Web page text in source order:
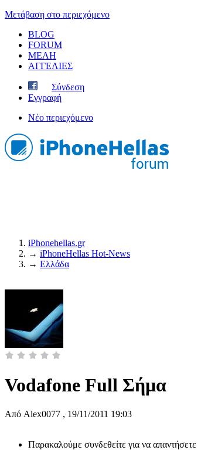
Μετάβαση στο περιεχόμενο
BLOG
FORUM
ΜΕΛΗ
ΑΓΓΕΛΙΕΣ
Σύνδεση
Εγγραφή
Νέο περιεχόμενο
iPhonehellas.gr
→ iPhoneHellas Ηot-News
→ Ελλάδα
Vodafone Full Σήμα
Από Alex0077 , 19/11/2011 19:03
Παρακαλούμε συνδεθείτε για να απαντήσετε